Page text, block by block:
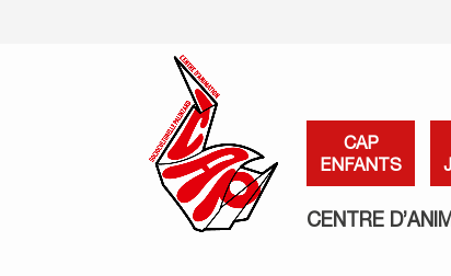
CAP
ENFANTS
CENTRE